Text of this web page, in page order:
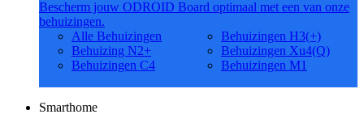
Bescherm jouw ODROID Board optimaal met een van onze
behuizingen.
Alle Behuizingen
Behuizing N2+
Behuizingen C4
Behuizingen H3(+)
Behuizingen Xu4(Q)
Behuizingen M1
Smarthome